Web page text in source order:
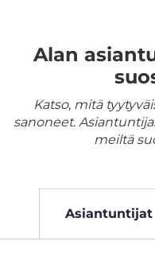
Alan
Katso, mitä
sanoneet.
meiltä
Asiantuntijat